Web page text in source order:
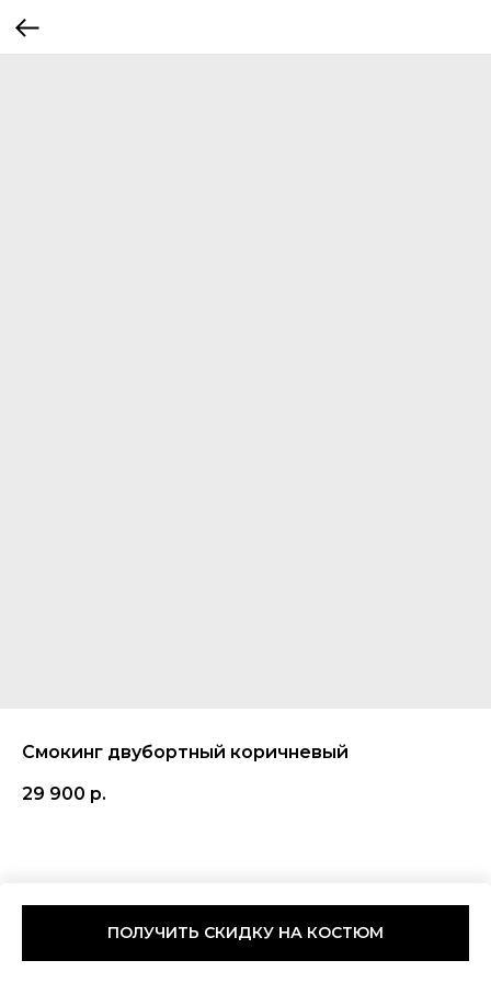
Смокинг двубортный коричневый
29 900 р.
ПОЛУЧИТЬ СКИДКУ НА КОСТЮМ